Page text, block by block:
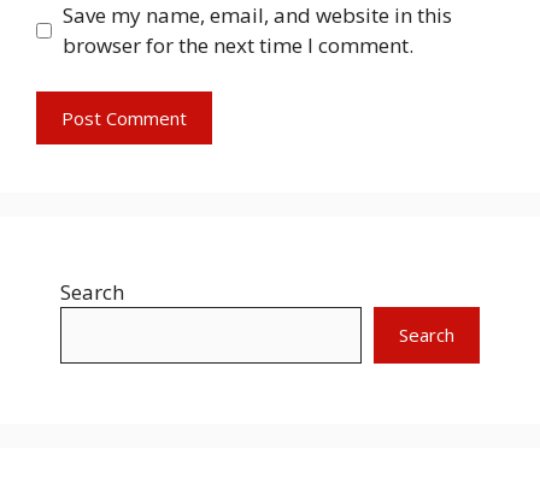
Save my name, email, and website in this
browser for the next time I comment.
Search
Search